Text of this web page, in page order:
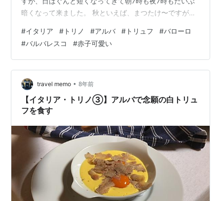
暗くなって来ました。 秋といえば、まつたけ〜ですが、
フの名所があり、10/9からトリュフ祭りが始まります。
本場で食べる採れたてトリュフ、絶対美味しいに決まっ
てる！ しかもアルバはワインの名所バローロやバルバレ
スコもご近所さんなのでワインも楽しめちゃう。楽しみ
や〜。 行ったらまた報告します〜。 今日もかわいいが止
まらない赤子でさようなら〜…
#イタリア # トリノ #アルバ # トリュフ #バローロ
#バルバレスコ #赤子可愛い
travel memo • 8年前
【イタリア・トリノ③】アルバで念願の白トリュ
フを食す